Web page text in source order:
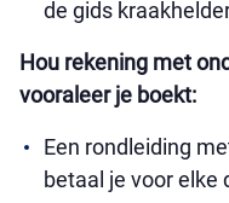
de gids
Hou rekening met
vooraleer je boekt:
Een rondleiding
betaal je voor elke